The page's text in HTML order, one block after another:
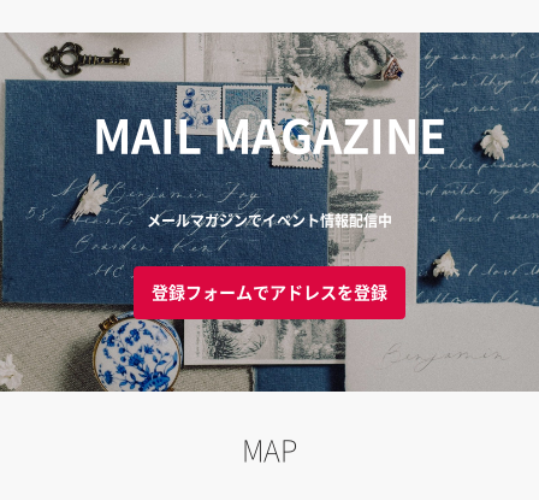
MAIL MAGAZINE
メールマガジンでイベント情報配信中
登録フォームでアドレスを登録
MAP